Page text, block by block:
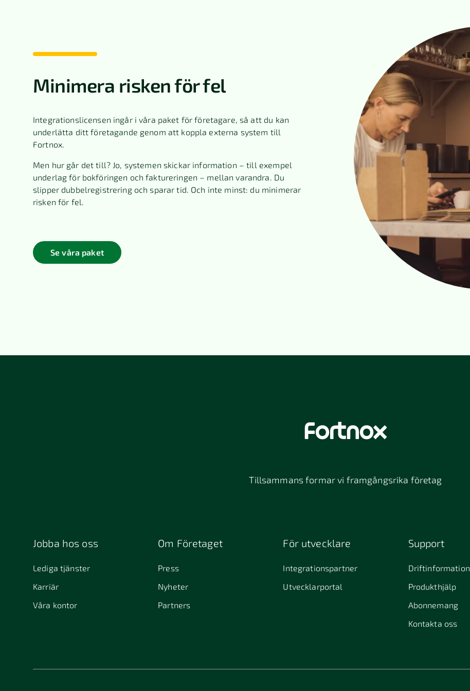
Minimera risken för fel
Integrationslicensen ingår i våra paket för företagare, så att du kan
underlätta ditt företagande genom att koppla externa system till
Fortnox.
Men hur går det till? Jo, systemen skickar information – till exempel
underlag för bokföringen och faktureringen – mellan varandra. Du
slipper dubbelregistrering och sparar tid. Och inte minst: du minimerar
risken för fel.
Se våra paket
Tillsammans formar vi framgångsrika företag
Jobba hos oss
Lediga tjänster
Karriär
Våra kontor
Om Företaget
Press
Nyheter
Partners
För utvecklare
Integrationspartner
Utvecklarportal
Support
Driftinformation
Produkthjälp
Abonnemang
Kontakta oss